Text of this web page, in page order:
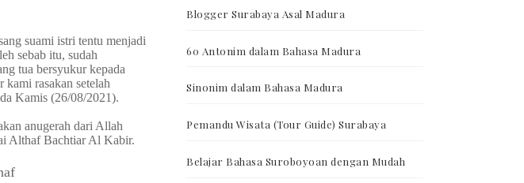
suami istri tentu menjadi
sebab itu, sudah
tua bersyukur kepada
kami rasakan setelah
Kamis (26/08/2021).
anugerah dari Allah
Althaf Bachtiar Al Kabir.
Blogger Surabaya Asal Madura
60 Antonim dalam Bahasa Madura
Sinonim dalam Bahasa Madura
Pemandu Wisata (Tour Guide) Surabaya
Belajar Bahasa Suroboyoan dengan Mudah